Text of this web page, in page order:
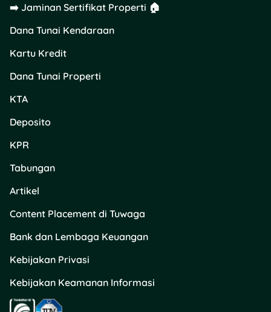
➡️ Jaminan Sertifikat Properti 🏠
Dana Tunai Kendaraan
Kartu Kredit
Dana Tunai Properti
KTA
Deposito
KPR
Tabungan
Artikel
Content Placement di Tuwaga
Bank dan Lembaga Keuangan
Kebijakan Privasi
Kebijakan Keamanan Informasi